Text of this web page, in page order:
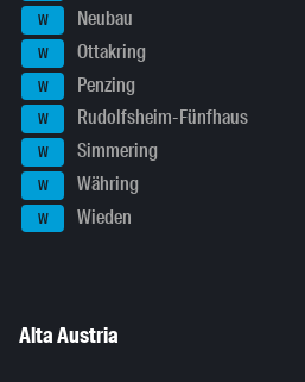
W Neubau
W Ottakring
W Penzing
W Rudolfsheim-Fünfhaus
W Simmering
W Währing
W Wieden
Alta Austria